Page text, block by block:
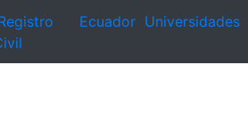
Ecuador Universidades